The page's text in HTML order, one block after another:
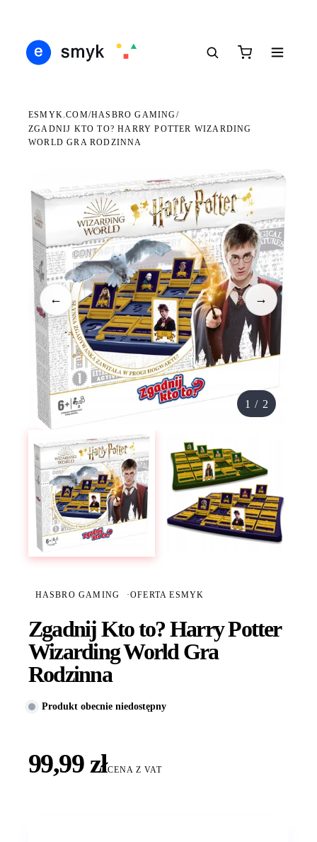
ESMYK.COM/HASBRO GAMING/
ZGADNIJ KTO TO? HARRY POTTER WIZARDING
WORLD GRA RODZINNA
WKRÓTCE W SPRZEDAŻY
← →
1 / 2
HASBRO GAMING ·OFERTA ESMYK
Zgadnij Kto to? Harry Potter
Wizarding World Gra
Rodzinna
Produkt obecnie niedostępny
99,99 złCENA Z VAT